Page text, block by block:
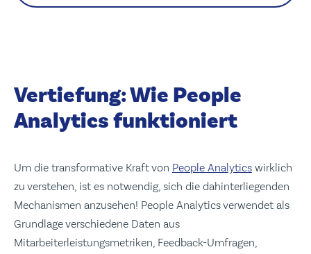
Vertiefung: Wie People
Analytics funktioniert
Um die transformative Kraft von People Analytics wirklich
zu verstehen, ist es notwendig, sich die dahinterliegenden
Mechanismen anzusehen! People Analytics verwendet als
Grundlage verschiedene Daten aus
Mitarbeiterleistungsmetriken, Feedback-Umfragen,